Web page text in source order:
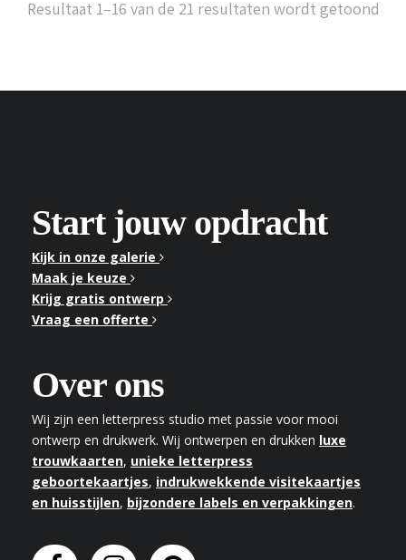
Resultaat 1–16 van de 21 resultaten wordt getoond
Start jouw opdracht
Kijk in onze galerie
Maak je keuze
Krijg gratis ontwerp
Vraag een offerte
Over ons
Wij zijn een letterpress studio met passie voor mooi
ontwerp en drukwerk. Wij ontwerpen en drukken luxe
trouwkaarten, unieke letterpress
geboortekaartjes, indrukwekkende visitekaartjes
en huisstijlen, bijzondere labels en verpakkingen.